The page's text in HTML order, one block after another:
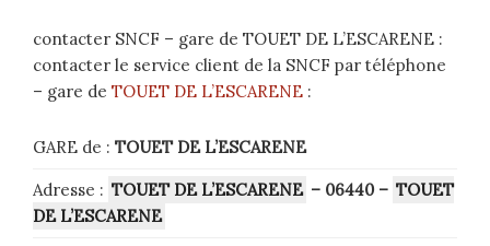
contacter SNCF – gare de TOUET DE L’ESCARENE :
contacter le service client de la SNCF par téléphone
– gare de TOUET DE L’ESCARENE :
GARE de : TOUET DE L’ESCARENE
Adresse : TOUET DE L’ESCARENE – 06440 – TOUET
DE L’ESCARENE